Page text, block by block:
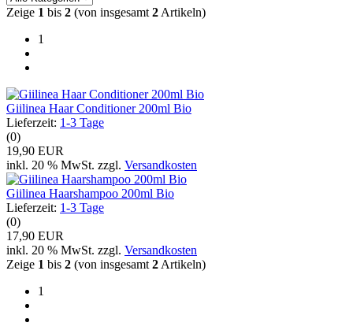
Zeige 1 bis 2 (von insgesamt 2 Artikeln)
1
Giilinea Haar Conditioner 200ml Bio
Lieferzeit: 1-3 Tage
(0)
19,90 EUR
inkl. 20 % MwSt. zzgl. Versandkosten
Giilinea Haarshampoo 200ml Bio
Lieferzeit: 1-3 Tage
(0)
17,90 EUR
inkl. 20 % MwSt. zzgl. Versandkosten
Zeige 1 bis 2 (von insgesamt 2 Artikeln)
1